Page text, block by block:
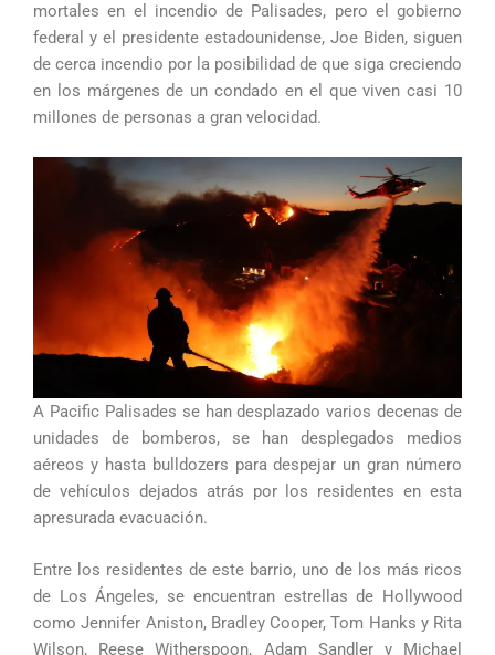
mortales en el incendio de Palisades, pero el gobierno
federal y el presidente estadounidense, Joe Biden, siguen
de cerca incendio por la posibilidad de que siga creciendo
en los márgenes de un condado en el que viven casi 10
millones de personas a gran velocidad.
A Pacific Palisades se han desplazado varios decenas de
unidades de bomberos, se han desplegados medios
aéreos y hasta bulldozers para despejar un gran número
de vehículos dejados atrás por los residentes en esta
apresurada evacuación.
Entre los residentes de este barrio, uno de los más ricos
de Los Ángeles, se encuentran estrellas de Hollywood
como Jennifer Aniston, Bradley Cooper, Tom Hanks y Rita
Wilson, Reese Witherspoon, Adam Sandler y Michael